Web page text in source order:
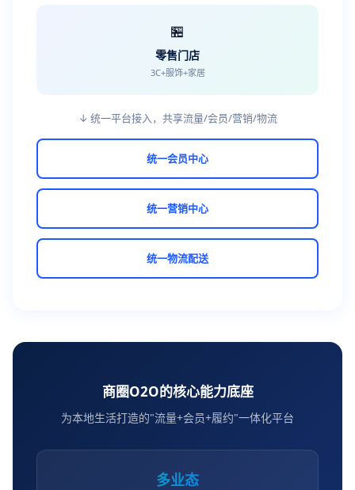
🏪
零售门店
3C+服饰+家居
↓ 统一平台接入，共享流量/会员/营销/物流
统一会员中心
统一营销中心
统一物流配送
商圈O2O的核心能力底座
为本地生活打造的"流量+会员+履约"一体化平台
多业态